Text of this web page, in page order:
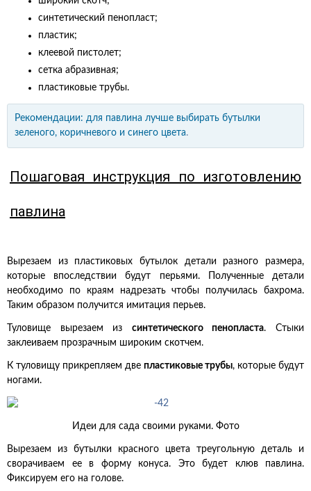
синтетический пенопласт;
пластик;
клеевой пистолет;
сетка абразивная;
пластиковые трубы.
Рекомендации: для павлина лучше выбирать бутылки
зеленого, коричневого и синего цвета.
Пошаговая инструкция по изготовлению
павлина
Вырезаем из пластиковых бутылок детали разного размера,
которые впоследствии будут перьями. Полученные детали
необходимо по краям надрезать чтобы получилась бахрома.
Таким образом получится имитация перьев.
Туловище вырезаем из синтетического пенопласта. Стыки
заклеиваем прозрачным широким скотчем.
К туловищу прикрепляем две пластиковые трубы, которые будут
ногами.
Идеи для сада своими руками. Фото
Вырезаем из бутылки красного цвета треугольную деталь и
сворачиваем ее в форму конуса. Это будет клюв павлина.
Фиксируем его на голове.